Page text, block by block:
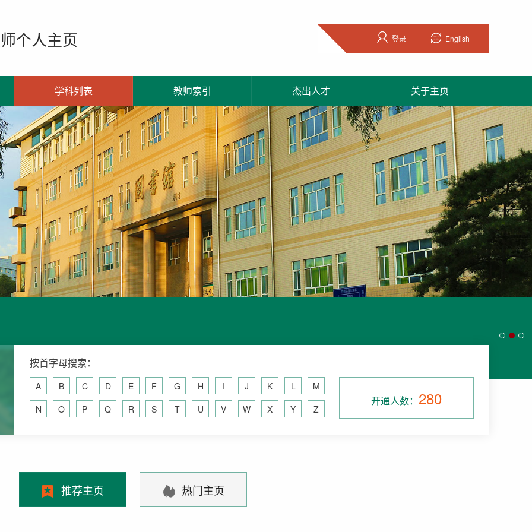
个人主页 登录 English
学科列表 教师索引 杰出人才 关于主页
按首字母搜索：
A B C D E F G H I J K L
M
N
O P Q R S T U V W X Y Z
开通人数： 280
推荐主页 热门主页